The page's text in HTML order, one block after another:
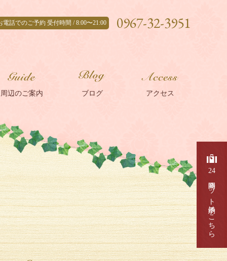
電話でのご予約 受付時間 / 8:00〜21:00 0967-32-3951
周辺のご案内 ブログ アクセス
24
時間ネット予約はこちら